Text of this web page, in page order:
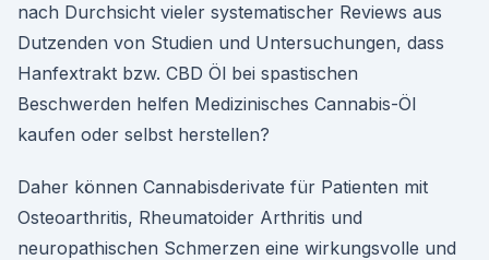
nach Durchsicht vieler systematischer Reviews aus
Dutzenden von Studien und Untersuchungen, dass
Hanfextrakt bzw. CBD Öl bei spastischen
Beschwerden helfen Medizinisches Cannabis-Öl
kaufen oder selbst herstellen?
Daher können Cannabisderivate für Patienten mit
Osteoarthritis, Rheumatoider Arthritis und
neuropathischen Schmerzen eine wirkungsvolle und